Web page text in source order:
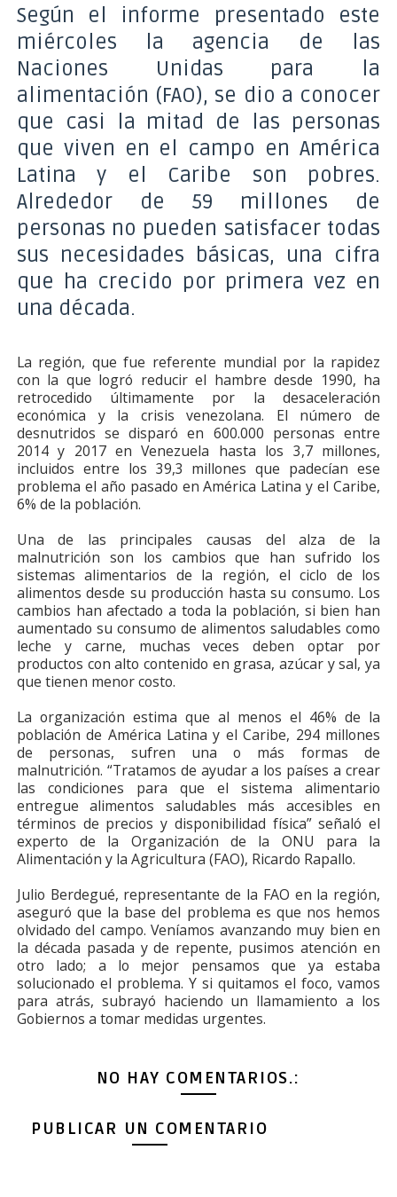
Según el informe presentado este
miércoles la agencia de las
Naciones Unidas para la
alimentación (FAO), se dio a conocer
que casi la mitad de las personas
que viven en el campo en América
Latina y el Caribe son pobres.
Alrededor de 59 millones de
personas no pueden satisfacer todas
sus necesidades básicas, una cifra
que ha crecido por primera vez en
una década.
La región, que fue referente mundial por la rapidez
con la que logró reducir el hambre desde 1990, ha
retrocedido últimamente por la desaceleración
económica y la crisis venezolana. El número de
desnutridos se disparó en 600.000 personas entre
2014 y 2017 en Venezuela hasta los 3,7 millones,
incluidos entre los 39,3 millones que padecían ese
problema el año pasado en América Latina y el Caribe,
6% de la población.
Una de las principales causas del alza de la
malnutrición son los cambios que han sufrido los
sistemas alimentarios de la región, el ciclo de los
alimentos desde su producción hasta su consumo. Los
cambios han afectado a toda la población, si bien han
aumentado su consumo de alimentos saludables como
leche y carne, muchas veces deben optar por
productos con alto contenido en grasa, azúcar y sal, ya
que tienen menor costo.
La organización estima que al menos el 46% de la
población de América Latina y el Caribe, 294 millones
de personas, sufren una o más formas de
malnutrición. “Tratamos de ayudar a los países a crear
las condiciones para que el sistema alimentario
entregue alimentos saludables más accesibles en
términos de precios y disponibilidad física” señaló el
experto de la Organización de la ONU para la
Alimentación y la Agricultura (FAO), Ricardo Rapallo.
Julio Berdegué, representante de la FAO en la región,
aseguró que la base del problema es que nos hemos
olvidado del campo. Veníamos avanzando muy bien en
la década pasada y de repente, pusimos atención en
otro lado; a lo mejor pensamos que ya estaba
solucionado el problema. Y si quitamos el foco, vamos
para atrás, subrayó haciendo un llamamiento a los
Gobiernos a tomar medidas urgentes.
NO HAY COMENTARIOS.:
PUBLICAR UN COMENTARIO